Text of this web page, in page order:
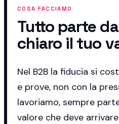
COSA FACCIAMO
Tutto parte
chiaro il tuo
Nel B2B la fiducia si
e prove, non con la
lavoriamo, sempre
valore che deve